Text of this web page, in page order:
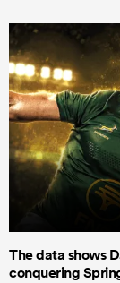
The data shows
conquering